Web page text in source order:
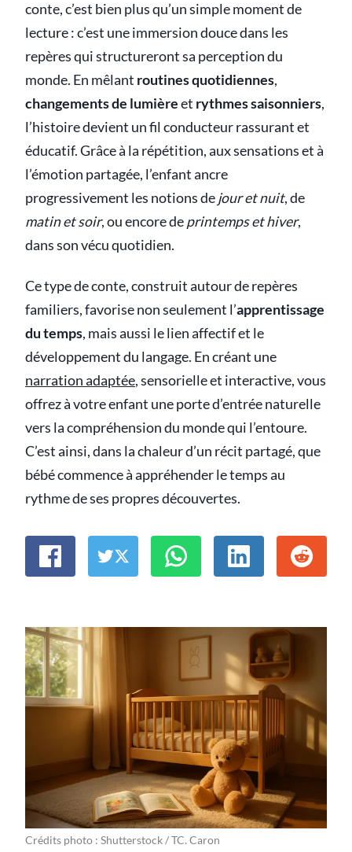
conte, c’est bien plus qu’un simple moment de
lecture : c’est une immersion douce dans les
repères qui structureront sa perception du
monde. En mêlant routines quotidiennes,
changements de lumièreet rythmes saisonniers,
l’histoire devient un fil conducteur rassurant et
éducatif. Grâce à la répétition, aux sensations et à
l’émotion partagée, l’enfant ancre
progressivement les notions dejour et nuit, de
matin et soir, ou encore deprintemps et hiver,
dans son vécu quotidien.
Ce type de conte, construit autour de repères
familiers, favorise non seulement l’apprentissage
du temps, mais aussi le lien affectif et le
développement du langage. En créant une
narration adaptée, sensorielle et interactive, vous
offrez à votre enfant une porte d’entrée naturelle
vers la compréhension du monde qui l’entoure.
C’est ainsi, dans la chaleur d’un récit partagé, que
bébé commence à appréhender le temps au
rythme de ses propres découvertes.
Crédits photo : Shutterstock / TC. Caron